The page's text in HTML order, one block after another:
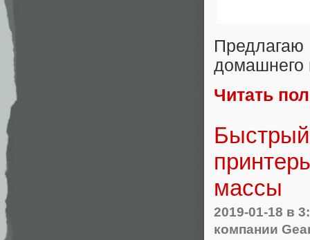
домашнего
Читать
массы
2019-01-18 в
компании